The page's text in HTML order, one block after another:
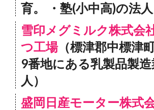
育。 ・塾(小中高)の法人
雪印メグミルク株式会
つ工場（標津郡中標津
9番地にある乳製品製
人）
盛岡日産モーター株式